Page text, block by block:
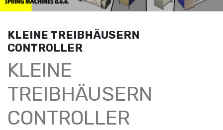
KLEINE TREIBHÄUSERN
CONTROLLER
KLEINE
TREIBHÄUSERN
CONTROLLER